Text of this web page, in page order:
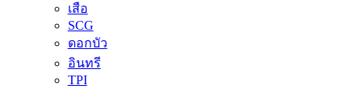
เสือ
SCG
ดอกบัว
อินทรี
TPI